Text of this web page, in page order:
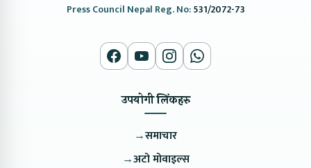
Press Council Nepal Reg. No:531/2072-73
उपयोगी लिंकहरु
→समाचार
→अटो मोवाइल्स